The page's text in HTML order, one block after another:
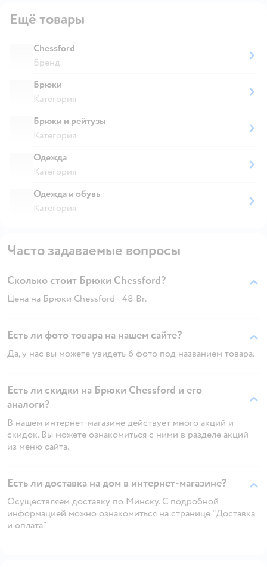
Ещё товары
Chessford
Бренд
Брюки
Категория
Брюки и рейтузы
Категория
Одежда
Категория
Одежда и обувь
Категория
Часто задаваемые вопросы
Сколько стоит Брюки Chessford?
Цена на Брюки Chessford - 48 Br.
Есть ли фото товара на нашем сайте?
Да, у нас вы можете увидеть 6 фото под названием товара.
Есть ли скидки на Брюки Chessford и его
аналоги?
В нашем интернет-магазине действует много акций и
скидок. Вы можете ознакомиться с ними в разделе акций
из меню сайта.
Есть ли доставка на дом в интернет-магазине?
Осуществляем доставку по Минску. С подробной
информацией можно ознакомиться на странице "Доставка
и оплата"